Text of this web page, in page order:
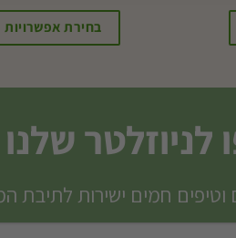
בחירת אפשרויות
שלנו
חמים ישירות לתיבת